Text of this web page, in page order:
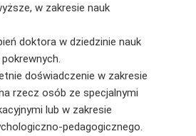
w zakresie nauk
doktora w dziedzinie nauk
doświadczenie w zakresie
rzecz osób ze specjalnymi
lub w zakresie
pedagogicznego.